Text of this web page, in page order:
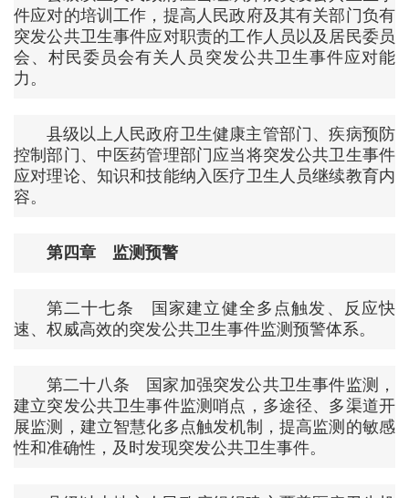
件应对的培训工作，提高人民政府及其有关部门负有
突发公共卫生事件应对职责的工作人员以及居民委员
会、村民委员会有关人员突发公共卫生事件应对能
力。
县级以上人民政府卫生健康主管部门、疾病预防
控制部门、中医药管理部门应当将突发公共卫生事件
应对理论、知识和技能纳入医疗卫生人员继续教育内
容。
第四章 监测预警
第二十七条 国家建立健全多点触发、反应快
速、权威高效的突发公共卫生事件监测预警体系。
第二十八条 国家加强突发公共卫生事件监测，
建立突发公共卫生事件监测哨点，多途径、多渠道开
展监测，建立智慧化多点触发机制，提高监测的敏感
性和准确性，及时发现突发公共卫生事件。